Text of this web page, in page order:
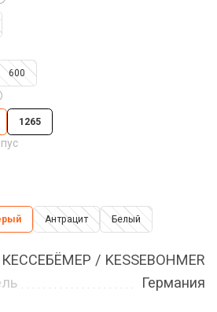
600
1265
Антрацит Белый
КЕССЕБЁМЕР / KESSEBOHMER
Германия